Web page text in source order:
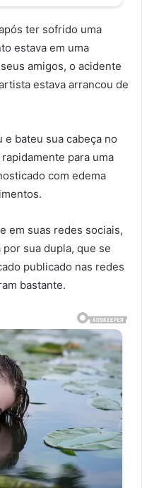
ter sofrido uma
estava em uma
amigos, o acidente
estava arrancou de
e bateu sua cabeça no
para uma
com edema
em suas redes sociais,
sua dupla, que se
publicado nas redes
bastante.